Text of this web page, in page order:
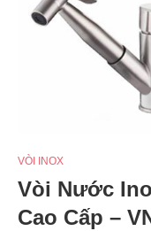
VÒI INOX
Vòi Nước
Cao Cấp –